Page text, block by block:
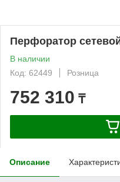
Перфоратор
В наличии
Код: 62449
Розница
752 310 ₸
Описание